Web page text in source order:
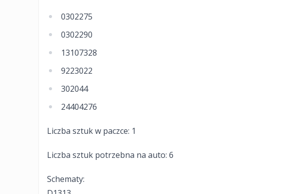
0302275
0302290
13107328
9223022
302044
24404276
Liczba sztuk w paczce: 1
Liczba sztuk potrzebna na auto: 6
Schematy: